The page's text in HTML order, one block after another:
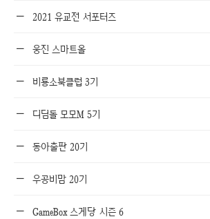
2021 유교전 서포터즈
웅진 스마트올
비룡소북클럽 3기
디딤돌 모모M 5기
동아출판 20기
우공비맘 20기
GameBox 스게당 시즌 6